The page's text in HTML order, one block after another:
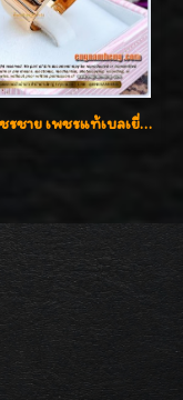
แหวนเพชรชาย เพชรแท้เบลเยี่ยมคัท น้ำ100% D-Color/VVS 2.46 กะรัต